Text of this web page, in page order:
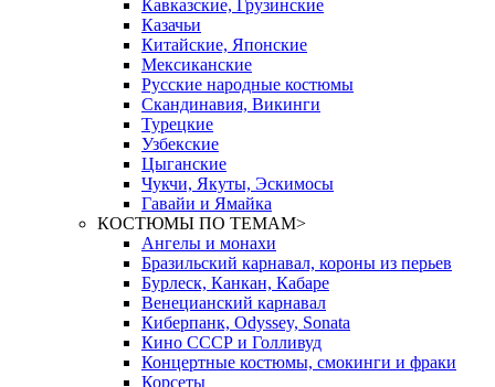
Кавказские, Грузинские
Казачьи
Китайские, Японские
Мексиканские
Русские народные костюмы
Скандинавия, Викинги
Турецкие
Узбекские
Цыганские
Чукчи, Якуты, Эскимосы
Гавайи и Ямайка
КОСТЮМЫ ПО ТЕМАМ>
Ангелы и монахи
Бразильский карнавал, короны из перьев
Бурлеск, Канкан, Кабаре
Венецианский карнавал
Киберпанк, Odyssey, Sonata
Кино СССР и Голливуд
Концертные костюмы, смокинги и фраки
Корсеты